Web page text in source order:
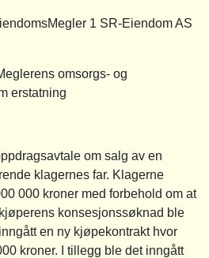
1 SR-Eiendom AS
omsorgs- og
erstatning
om salg av en
klagernes far. Klagerne
000 kroner med forbehold om at
konsesjonssøknad ble
en ny kjøpekontrakt hvor
kroner. I tillegg ble det inngått